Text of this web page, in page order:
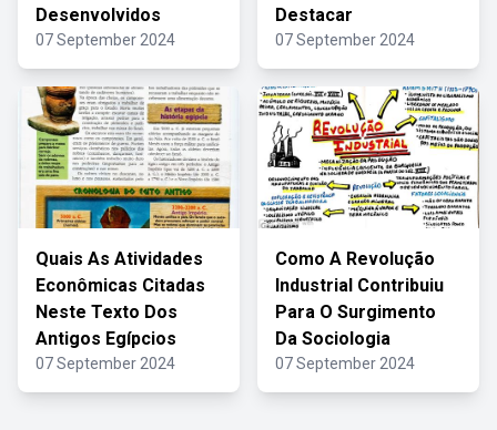
Desenvolvidos
07 September 2024
Destacar
07 September 2024
Quais As Atividades
Econômicas Citadas
Neste Texto Dos
Antigos Egípcios
07 September 2024
Como A Revolução
Industrial Contribuiu
Para O Surgimento
Da Sociologia
07 September 2024